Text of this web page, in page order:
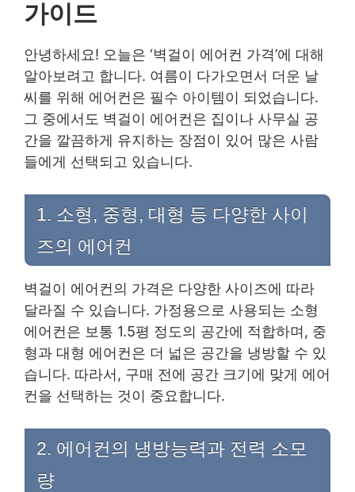
가이드
안녕하세요! 오늘은 ‘벽걸이 에어컨 가격’에 대해
알아보려고 합니다. 여름이 다가오면서 더운 날
씨를 위해 에어컨은 필수 아이템이 되었습니다.
그 중에서도 벽걸이 에어컨은 집이나 사무실 공
간을 깔끔하게 유지하는 장점이 있어 많은 사람
들에게 선택되고 있습니다.
1. 소형, 중형, 대형 등 다양한 사이
즈의 에어컨
벽걸이 에어컨의 가격은 다양한 사이즈에 따라
달라질 수 있습니다. 가정용으로 사용되는 소형
에어컨은 보통 1.5평 정도의 공간에 적합하며, 중
형과 대형 에어컨은 더 넓은 공간을 냉방할 수 있
습니다. 따라서, 구매 전에 공간 크기에 맞게 에어
컨을 선택하는 것이 중요합니다.
2. 에어컨의 냉방능력과 전력 소모
량